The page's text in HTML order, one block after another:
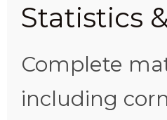
Statistics
Complete
including